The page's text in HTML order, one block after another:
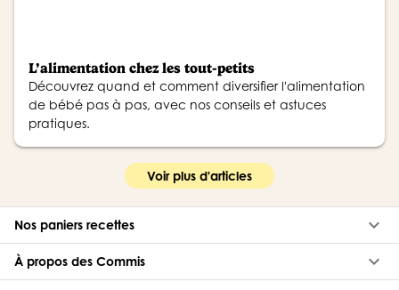
L’alimentation chez les tout-petits
Découvrez quand et comment diversifier l'alimentation
de bébé pas à pas, avec nos conseils et astuces
pratiques.
Voir plus d'articles
Nos paniers recettes keyboard_arrow_down
À propos des Commis
keyboard_arrow_down